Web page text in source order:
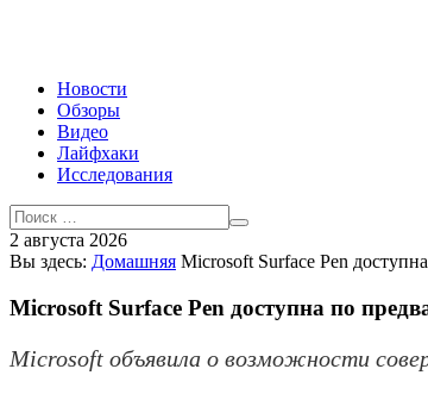
Новости
Обзоры
Видео
Лайфхаки
Исследования
2 августа 2026
Вы здесь: Домашняя Microsoft Surface Pen
Microsoft Surface Pen доступна по
Microsoft объявила о возможности